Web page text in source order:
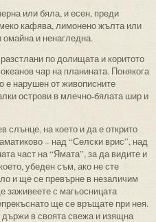
или бяла, и есен, преди
кафява, лимонено жълта или
и ненагледна.
по долищата и коритото
чар на планината. Понякога
е нарушен от живописните
острови в млечно-бялата шир и
слънце, на което и да е открито
– над “Селски врис”, над
част на “Ямата”, за да видите и
убеден съм, ако не сте
и ще се превърне в незаличим
заживеете с магьосницата
ще се връщате при нея.
в своята свежа и изящна